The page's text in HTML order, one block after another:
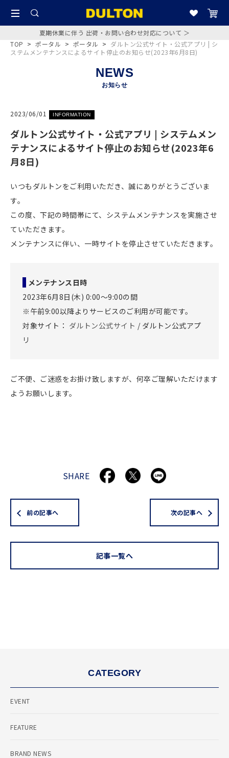
夏期休業に伴う 出荷・お問い合わせ対応について ＞
TOP > ポータル > ポータル > ダルトン公式サイト・公式アプリ | シ
ステムメンテナンスによるサイト停止のお知らせ(2023年6月8日)
NEWS
お知らせ
2023/06/01 INFORMATION
ダルトン公式サイト・公式アプリ | システムメン
テナンスによるサイト停止のお知らせ(2023年6
月8日)
いつもダルトンをご利用いただき、誠にありがとうございま
す。
この度、下記の時間帯にて、システムメンテナンスを実施させ
ていただきます。
メンテナンスに伴い、一時サイトを停止させていただきます。
メンテナンス日時
2023年6月8日(木) 0:00〜9:00の間
※午前9:00以降よりサービスのご利用が可能です。
対象サイト： ダルトン公式サイト / ダルトン公式アプ
リ
ご不便、ご迷惑をお掛け致しますが、何卒ご理解いただけます
ようお願いします。
SHARE
前の記事へ
記事一覧へ
次の記事へ
CATEGORY
EVENT
FEATURE
BRAND NEWS